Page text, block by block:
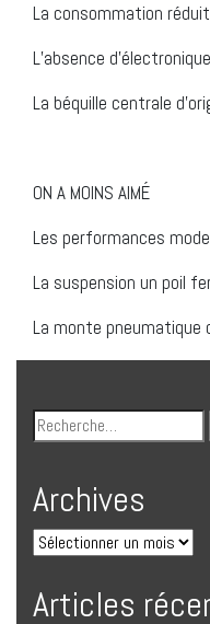
La consommation
L’absence d’électronique
La béquille centrale
ON A MOINS AIMÉ
Les performances
La suspension un poil
La monte pneumatique
Archives
Articles